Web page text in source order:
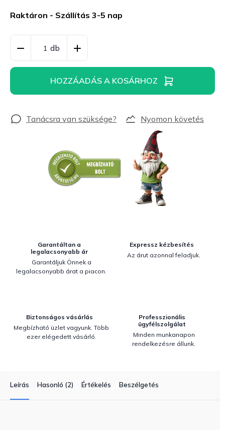
Raktáron - Szállítás 3-5 nap
HOZZÁADÁS A KOSÁRHOZ
Nyomon követés
Garantáltan a
legalacsonyabb ár
Garantáljuk Önnek a
legalacsonyabb árat a piacon.
Expressz kézbesítés
Az árut azonnal feladjuk.
Biztonságos vásárlás
Megbízható üzlet vagyunk. Több
ezer elégedett vásárló.
Professzionális
ügyfélszolgálat
Minden munkanapon
rendelkezésre állunk.
Leírás Hasonló (2) Értékelés Beszélgetés